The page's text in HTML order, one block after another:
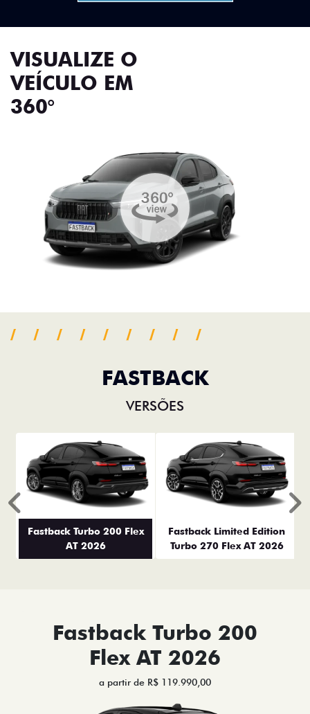
VISUALIZE O
VEÍCULO EM
360°
FASTBACK
VERSÕES
Fastback Turbo 200 Flex
AT 2026
Fastback Limited Edition
Turbo 270 Flex AT 2026
Anterior
Fastback Turbo 200
Flex AT 2026
a partir de R$ 119.990,00